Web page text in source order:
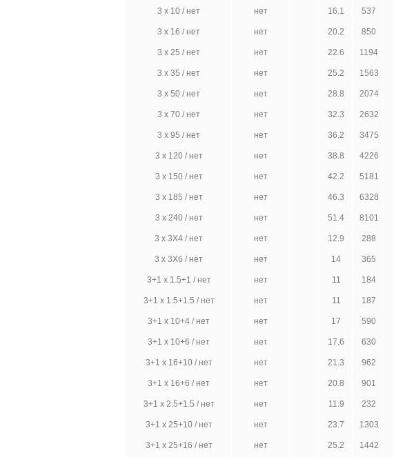
3 х 10 / нет нет 16.1 537
3 х 16 / нет нет 20.2 850
3 х 25 / нет нет 22.6 1194
3 х 35 / нет нет 25.2 1563
3 х 50 / нет нет 28.8 2074
3 х 70 / нет нет 32.3 2632
3 х 95 / нет нет 36.2 3475
3 х 120 / нет нет 38.8 4226
3 х 150 / нет нет 42.2 5181
3 х 185 / нет нет 46.3 6328
3 х 240 / нет нет 51.4 8101
3 х 3X4 / нет нет 12.9 288
3 х 3Хб / нет нет 14 365
3+1 х 1.5+1 / нет нет 11 184
3+1 х 1.5+1.5 / нет нет 11 187
3+1 х 10+4 / нет нет 17 590
3+1 х 10+6 / нет нет 17.6 630
3+1 х 16+10 / нет нет 21.3 962
3+1 х 16+6 / нет нет 20.8 901
3+1 х 2.5+1.5 / нет нет 11.9 232
3+1 х 25+10 / нет нет 23.7 1303
3+1 х 25+16 / нет нет 25.2 1442